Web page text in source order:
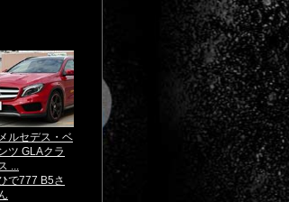
メルセデス・ベ
ツ GLAクラ
ス ...
で777 B5さ
ん